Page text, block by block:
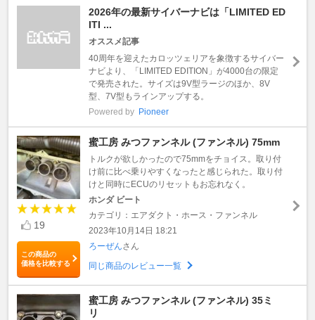
2026年の最新サイバーナビは「LIMITED ED
ITI ...
オススメ記事
40周年を迎えたカロッツェリアを象徴するサイバー
ナビより、「LIMITED EDITION」が4000台の限定
で発売された。サイズは9V型ラージのほか、8V
型、7V型もラインアップする。
Powered by Pioneer
19
この商品の
価格を比較する
蜜工房 みつファンネル (ファンネル) 75mm
トルクが欲しかったので75mmをチョイス。取り付
け前に比べ乗りやすくなったと感じられた。取り付
けと同時にECUのリセットもお忘れなく。
ホンダ ビート
カテゴリ：エアダクト・ホース・ファンネル
2023年10月14日 18:21
ろーぜんさん
同じ商品のレビュー一覧
蜜工房 みつファンネル (ファンネル) 35ミ
リ